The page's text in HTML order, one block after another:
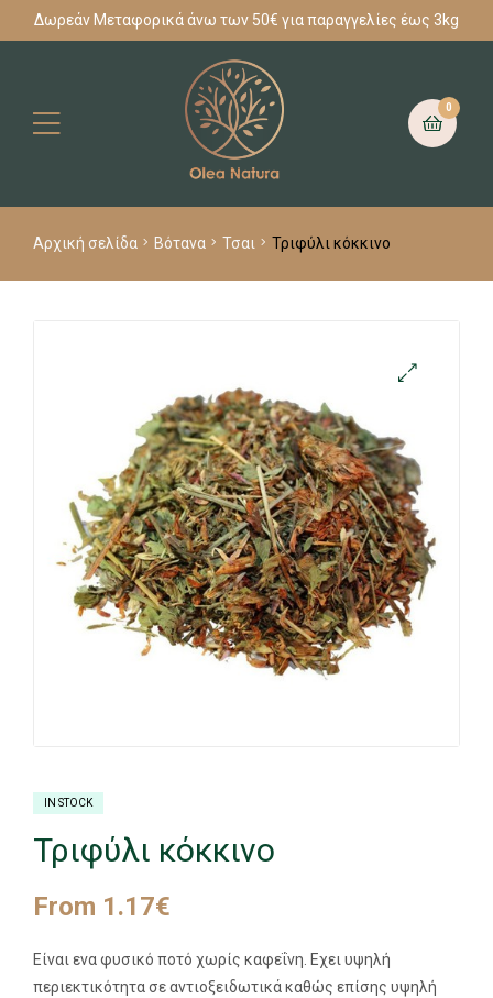
Δωρεάν Μεταφορικά άνω των 50€ για παραγγελίες έως 3kg
0
Αρχική σελίδα Βότανα Τσαι Τριφύλι κόκκινο
IN STOCK
Τριφύλι κόκκινο
From 1.17€
Είναι ενα φυσικό ποτό χωρίς καφεΐνη. Εχει υψηλή
περιεκτικότητα σε αντιοξειδωτικά καθώς επίσης υψηλή